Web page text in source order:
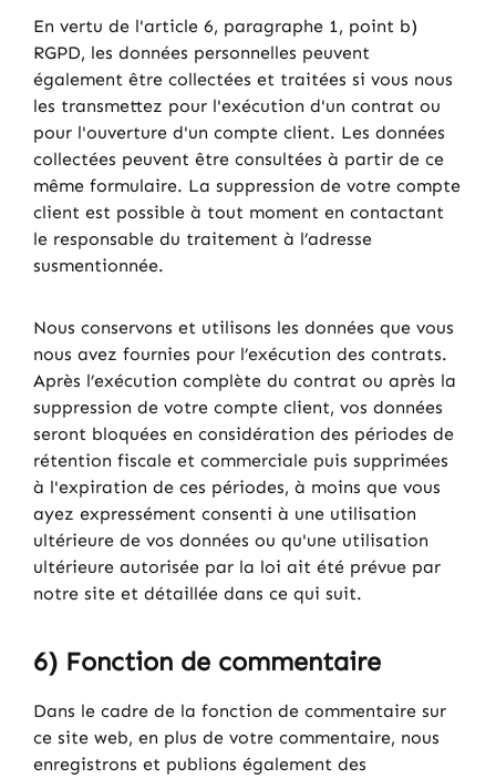
En vertu de l'article 6, paragraphe 1, point b)
RGPD, les données personnelles peuvent
également être collectées et traitées si vous nous
les transmettez pour l'exécution d'un contrat ou
pour l'ouverture d'un compte client. Les données
collectées peuvent être consultées à partir de ce
même formulaire. La suppression de votre compte
client est possible à tout moment en contactant
le responsable du traitement à l’adresse
susmentionnée.
Nous conservons et utilisons les données que vous
nous avez fournies pour l’exécution des contrats.
Après l’exécution complète du contrat ou après la
suppression de votre compte client, vos données
seront bloquées en considération des périodes de
rétention fiscale et commerciale puis supprimées
à l'expiration de ces périodes, à moins que vous
ayez expressément consenti à une utilisation
ultérieure de vos données ou qu'une utilisation
ultérieure autorisée par la loi ait été prévue par
notre site et détaillée dans ce qui suit.
6) Fonction de commentaire
Dans le cadre de la fonction de commentaire sur
ce site web, en plus de votre commentaire, nous
enregistrons et publions également des